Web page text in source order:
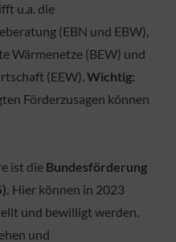
u.a. die
(EBN und EBW),
Wärmenetze (BEW) und
(EEW).Wichtig:
Förderzusagen können
ist die Bundesförderung
Hier können in 2023
und bewilligt werden.
und